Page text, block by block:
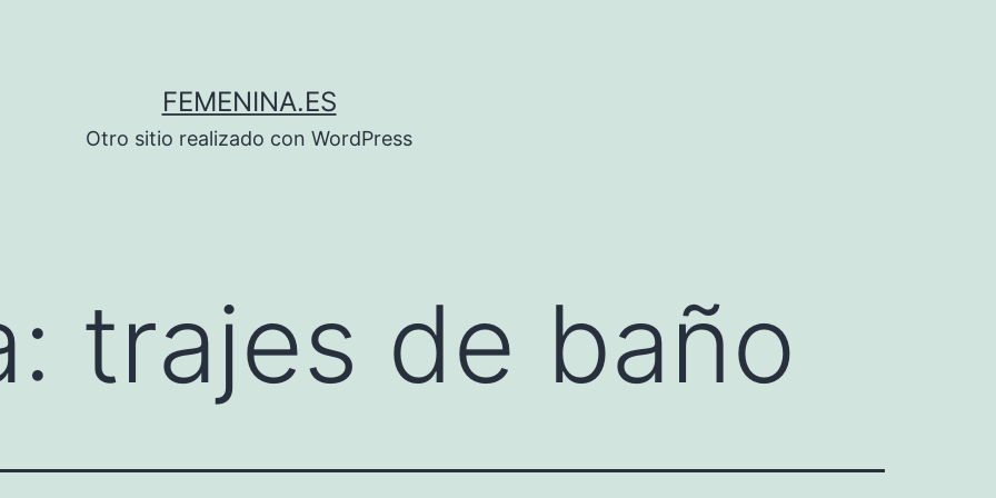
FEMENINA.ES
Otro sitio realizado con WordPress
trajes de baño